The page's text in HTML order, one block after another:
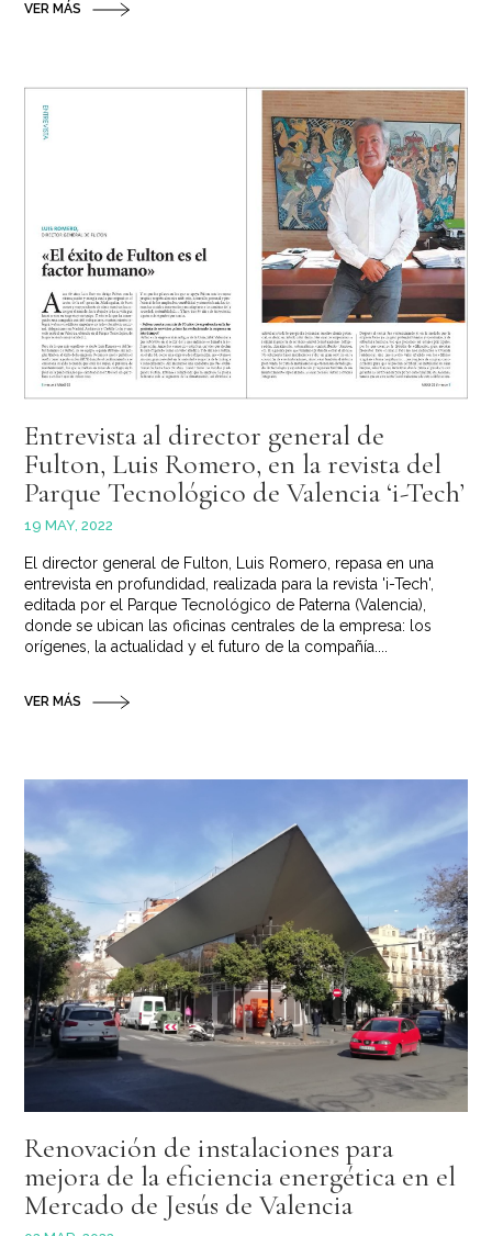
VER MÁS
Entrevista al director general de
Fulton, Luis Romero, en la revista del
Parque Tecnológico de Valencia ‘i-Tech’
19 MAY, 2022
El director general de Fulton, Luis Romero, repasa en una
entrevista en profundidad, realizada para la revista 'i-Tech',
editada por el Parque Tecnológico de Paterna (Valencia),
donde se ubican las oficinas centrales de la empresa: los
orígenes, la actualidad y el futuro de la compañía....
VER MÁS
Renovación de instalaciones para
mejora de la eficiencia energética en el
Mercado de Jesús de Valencia